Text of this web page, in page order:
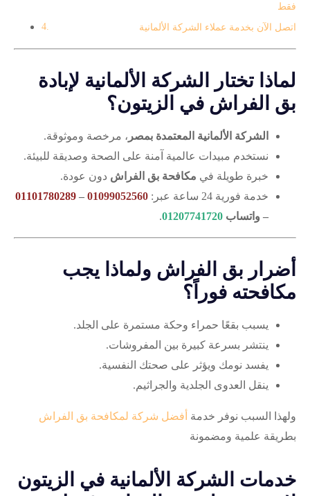
فقط
اتصل الآن بخدمة عملاء الشركة الألمانية
لماذا تختار الشركة الألمانية لإبادة
بق الفراش في الزيتون؟
الشركة الألمانية المعتمدة بمصر ، مرخصة وموثوقة.
نستخدم مبيدات عالمية آمنة على الصحة وصديقة للبيئة.
خبرة طويلة في مكافحة بق الفراش دون عودة.
خدمة فورية 24 ساعة عبر:
01099052560
–
01101780289
– واتساب 01207741720
.
أضرار بق الفراش ولماذا يجب
مكافحته فوراً؟
يسبب بقعًا حمراء وحكة مستمرة على الجلد.
ينتشر بسرعة كبيرة بين المفروشات.
يفسد نومك ويؤثر على صحتك النفسية.
ينقل العدوى الجلدية والجراثيم.
ولهذا السبب نوفر خدمة أفضل شركة لمكافحة بق الفراش
بطريقة علمية ومضمونة
خدمات الشركة الألمانية في الزيتون